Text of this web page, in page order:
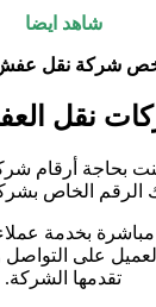
شاهد ايضا
شركة نقل عفش
نقل
بحاجة أرقام
الرقم الخاص
بخدمة
على
تقدمها الشركة.